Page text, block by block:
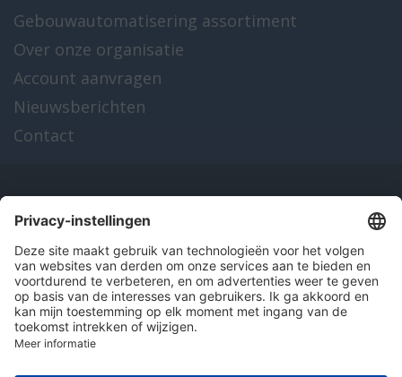
Gebouwautomatisering assortiment
Over onze organisatie
Account aanvragen
Nieuwsberichten
Contact
Onze producten
en diensten
Over Hitma
Algemene voorwaarden Disclaimer
Colofon
© 2026 Hitma B.V.